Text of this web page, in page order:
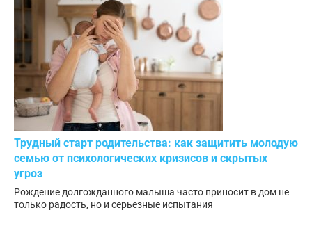
Трудный старт родительства: как защитить молодую
семью от психологических кризисов и скрытых
угроз
Рождение долгожданного малыша часто приносит в дом не
только радость, но и серьезные испытания